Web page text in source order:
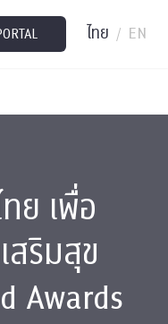
ไทย / EN
ย เพื่อ
สริมสุข
Awards